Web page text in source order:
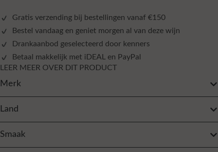
Gratis verzending bij bestellingen vanaf €150
Bestel vandaag en geniet morgen al van deze wijn
Drankaanbod geselecteerd door kenners
Betaal makkelijk met iDEAL en PayPal
LEER MEER OVER DIT PRODUCT
Merk
Land
Smaak